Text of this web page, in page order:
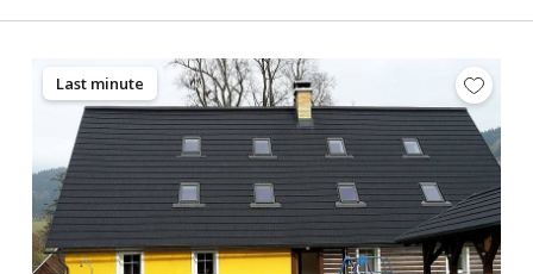
Last minute